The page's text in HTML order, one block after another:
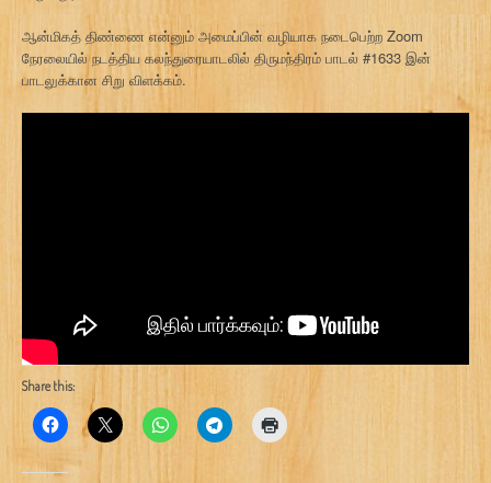
ஆன்மிகத் திண்ணை என்னும் அமைப்பின் வழியாக நடைபெற்ற Zoom
நேரலையில் நடத்திய கலந்துரையாடலில் திருமந்திரம் பாடல் #1633 இன்
பாடலுக்கான சிறு விளக்கம்.
Share this: